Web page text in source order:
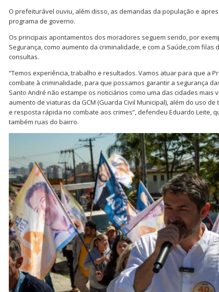
O prefeiturável ouviu, além disso, as demandas da população e
programa de governo.
Os principais apontamentos dos moradores seguem sendo, por
Segurança, como aumento da criminalidade, e com a Saúde,com filas
consultas.
“Temos experiência, trabalho e resultados. Vamos atuar para que a
combate à criminalidade, para que possamos garantir a segurança
Santo André não estampe os noticiários como uma das cidades mais
aumento de viaturas da GCM (Guarda Civil Municipal), além do uso
e resposta rápida no combate aos crimes”, defendeu Eduardo Leite,
também ruas do bairro.